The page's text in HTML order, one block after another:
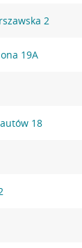
2
19A
18